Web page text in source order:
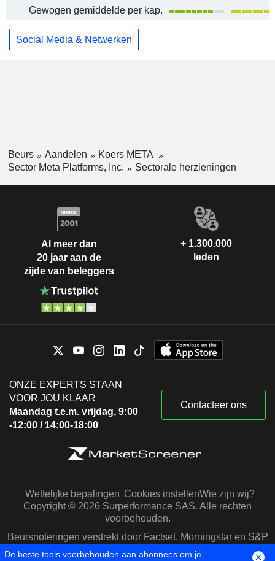
Gewogen gemiddelde per kap.
Social Media & Netwerken
Beurs Aandelen
Koers META
Sector Meta Platforms, Inc.
Sectorale herzieningen
Al meer dan
20 jaar aan de
zijde van beleggers
+ 1.300.000
leden
ONZE EXPERTS STAAN
VOOR JOU KLAAR
Maandag t.e.m. vrijdag, 9:00
-12:00 / 14:00-18:00
Contacteer ons
Wettelijke bepalingen Cookies instellenWie zijn wij?
Copyright © 2026 Surperformance SAS. Alle rechten
voorbehouden.
Beursnoteringen verstrekt door Factset, Morningstar en S&P
Capital IQ
De beste tools voorbehouden aan abonnees om je